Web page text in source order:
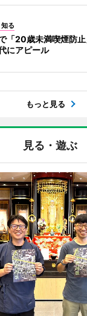
る
「20歳未満喫煙防
にアピール
もっと見る
見る・遊ぶ